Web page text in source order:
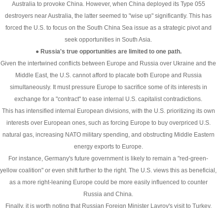
Australia to provoke China. However, when China deployed its Type 055
destroyers near Australia, the latter seemed to "wise up" significantly. This has
forced the U.S. to focus on the South China Sea issue as a strategic pivot and
seek opportunities in South Asia.
● Russia's true opportunities are limited to one path.
Given the intertwined conflicts between Europe and Russia over Ukraine and the
Middle East, the U.S. cannot afford to placate both Europe and Russia
simultaneously. It must pressure Europe to sacrifice some of its interests in
exchange for a "contract" to ease internal U.S. capitalist contradictions.
This has intensified internal European divisions, with the U.S. prioritizing its own
interests over European ones, such as forcing Europe to buy overpriced U.S.
natural gas, increasing NATO military spending, and obstructing Middle Eastern
energy exports to Europe.
For instance, Germany's future government is likely to remain a "red-green-
yellow coalition" or even shift further to the right. The U.S. views this as beneficial,
as a more right-leaning Europe could be more easily influenced to counter
Russia and China.
Finally, it is worth noting that Russian Foreign Minister Lavrov's visit to Turkey,